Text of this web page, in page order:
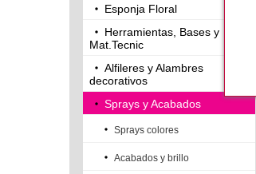
Esponja Floral
Herramientas, Bases y
Mat.Tecnic
Alfileres y Alambres
decorativos
Sprays y Acabados
Sprays colores
Acabados y brillo